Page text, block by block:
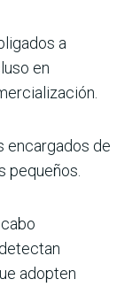
a
en
encargados de
pequeños.
adopten